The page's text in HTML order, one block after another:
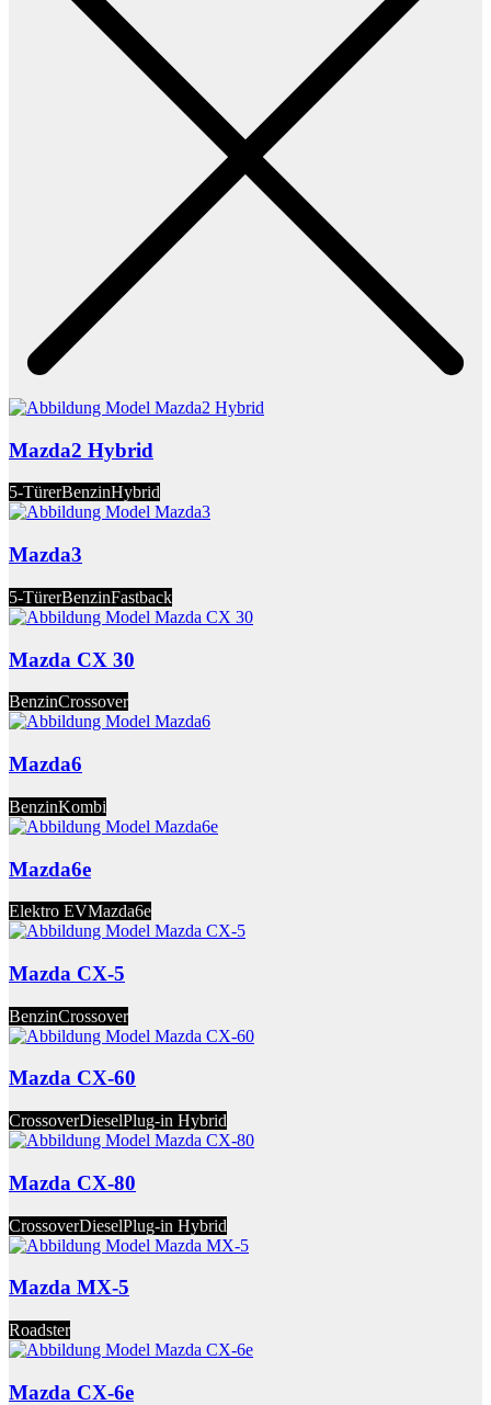
Mazda2 Hybrid
5-TürerBenzinHybrid
Mazda3
5-TürerBenzinFastback
Mazda CX 30
BenzinCrossover
Mazda6
BenzinKombi
Mazda6e
Elektro EVMazda6e
Mazda CX-5
BenzinCrossover
Mazda CX-60
CrossoverDieselPlug-in Hybrid
Mazda CX-80
CrossoverDieselPlug-in Hybrid
Mazda MX-5
Roadster
Mazda CX-6e